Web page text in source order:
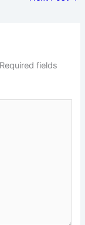
Required fields